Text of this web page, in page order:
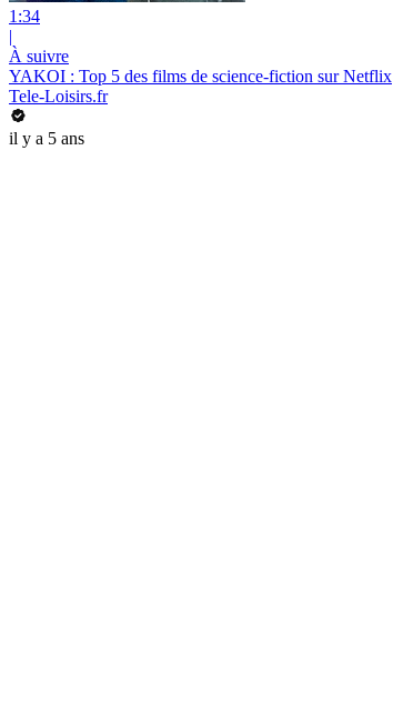
1:34
|
À suivre
YAKOI : Top 5 des films de science-fiction sur Netflix
Tele-Loisirs.fr
il y a 5 ans